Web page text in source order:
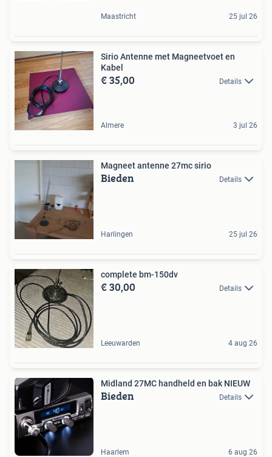
Maastricht 25 jul 26
Sirio Antenne met Magneetvoet en
Kabel
€ 35,00 Details
Almere 3 jul 26
Magneet antenne 27mc sirio
Bieden Details
Harlingen 25 jul 26
complete bm-150dv
€ 30,00 Details
Leeuwarden 4 aug 26
Midland 27MC handheld en bak NIEUW
Bieden Details
Haarlem 6 aug 26